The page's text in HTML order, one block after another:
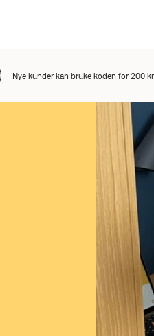
Nye kunder kan bruke koden for 200